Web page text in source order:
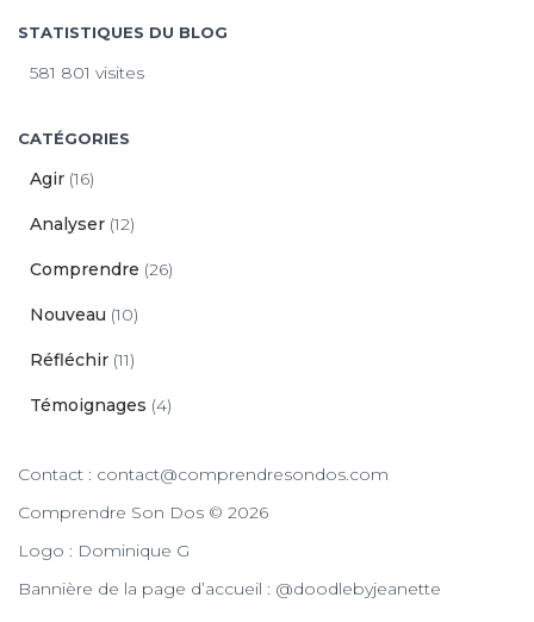
STATISTIQUES DU BLOG
581 801 visites
CATÉGORIES
Agir (16)
Analyser (12)
Comprendre (26)
Nouveau (10)
Réfléchir (11)
Témoignages (4)
Contact : contact@comprendresondos.com
Comprendre Son Dos © 2026
Logo : Dominique G
Bannière de la page d’accueil : @doodlebyjeanette